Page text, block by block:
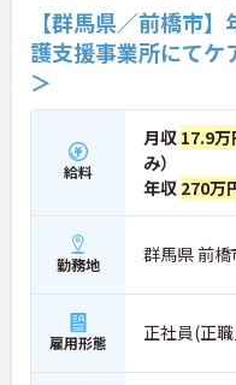
【群馬県／前橋市
護支援事業所にてケ
＞
給料
月収 17.9
み）
年収 270万
勤務地 群馬県 前
雇用形態 正社員(正